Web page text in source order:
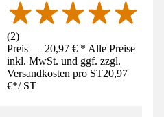
(2)
Preis — 20,97 € * Alle Preise
inkl. MwSt. und ggf. zzgl.
Versandkosten pro ST20,97
€*/ ST